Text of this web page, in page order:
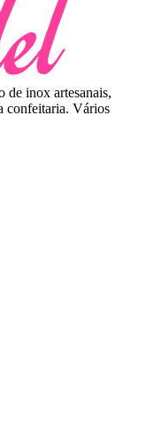
de inox artesanais,
confeitaria. Vários